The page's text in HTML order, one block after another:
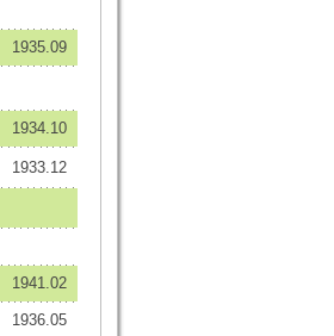
1935.09
1934.10
1933.12
1941.02
1936.05